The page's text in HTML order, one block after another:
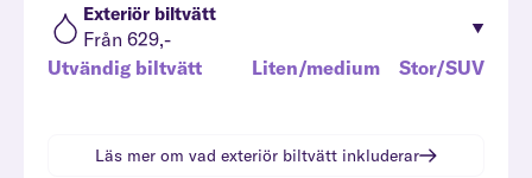
Exteriör biltvätt
Från 629,-
Utvändig biltvätt
Liten/medium Stor/SUV
Läs mer om vad exteriör biltvätt inkluderar